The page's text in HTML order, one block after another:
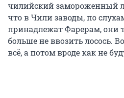
чилийский замороженный
что в Чили заводы, по
принадлежат Фарерам, они
больше не ввозить лосось.
всё, а потом вроде как не